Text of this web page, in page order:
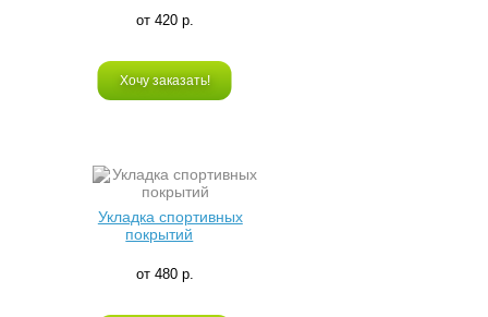
от 420 р.
Хочу заказать!
Укладка спортивных
покрытий
от 480 р.